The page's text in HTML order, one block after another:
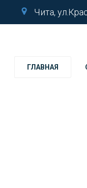
Чита,
ГЛАВНАЯ